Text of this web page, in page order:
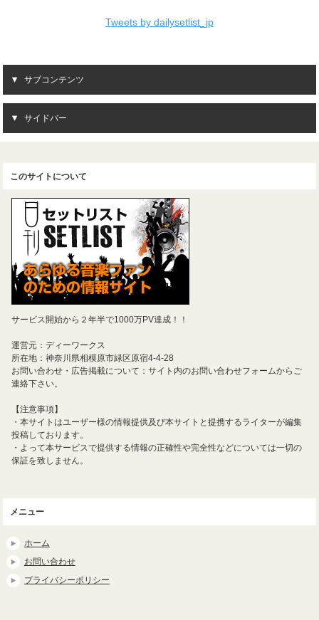
Tweets by dailysetlist_jp
サブコンテンツ
サイドバー
このサイトについて
サービス開始から２年半で1000万PV達成！！
運営元：ディーワークス
所在地：神奈川県相模原市緑区原宿4-4-28
お問い合わせ・広告掲載について：サイト内のお問い合わせフォームからご
連絡下さい。
【注意事項】
・本サイトはユーザー様の情報提供及び本サイトと提携するライターが編集
投稿しております。
・よって本サービスで提供する情報の正確性や完全性などについては一切の
保証を致しません。
メニュー
ホーム
お問い合わせ
プライバシーポリシー